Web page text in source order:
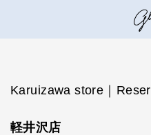
Karuizawa store｜
軽井沢店